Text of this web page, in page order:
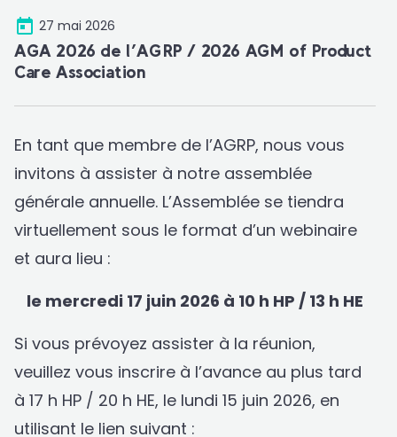
27 mai 2026
AGA 2026 de l’AGRP / 2026 AGM of Product
Care Association
En tant que membre de l’AGRP, nous vous
invitons à assister à notre assemblée
générale annuelle. L’Assemblée se tiendra
virtuellement sous le format d’un webinaire
et aura lieu :
le mercredi 17 juin 2026 à 10 h HP / 13 h HE
Si vous prévoyez assister à la réunion,
veuillez vous inscrire à l’avance au plus tard
à 17 h HP / 20 h HE, le lundi 15 juin 2026, en
utilisant le lien suivant :